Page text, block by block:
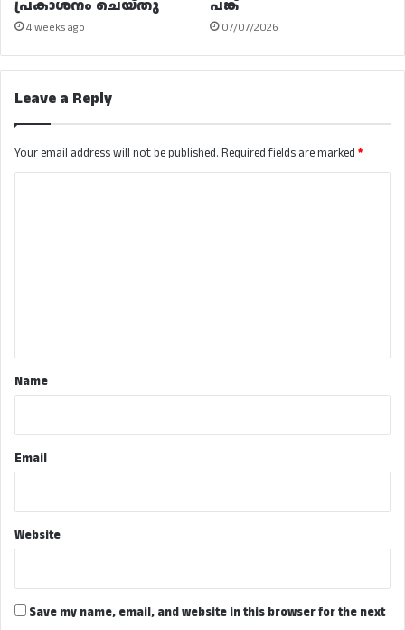
പ്രകാശനം ചെയ്തു
4 weeks ago
പങ്ക്
07/07/2026
Leave a Reply
Your email address will not be published. Required fields are marked *
*Name
Email
Website
Save my name, email, and website in this browser for the next